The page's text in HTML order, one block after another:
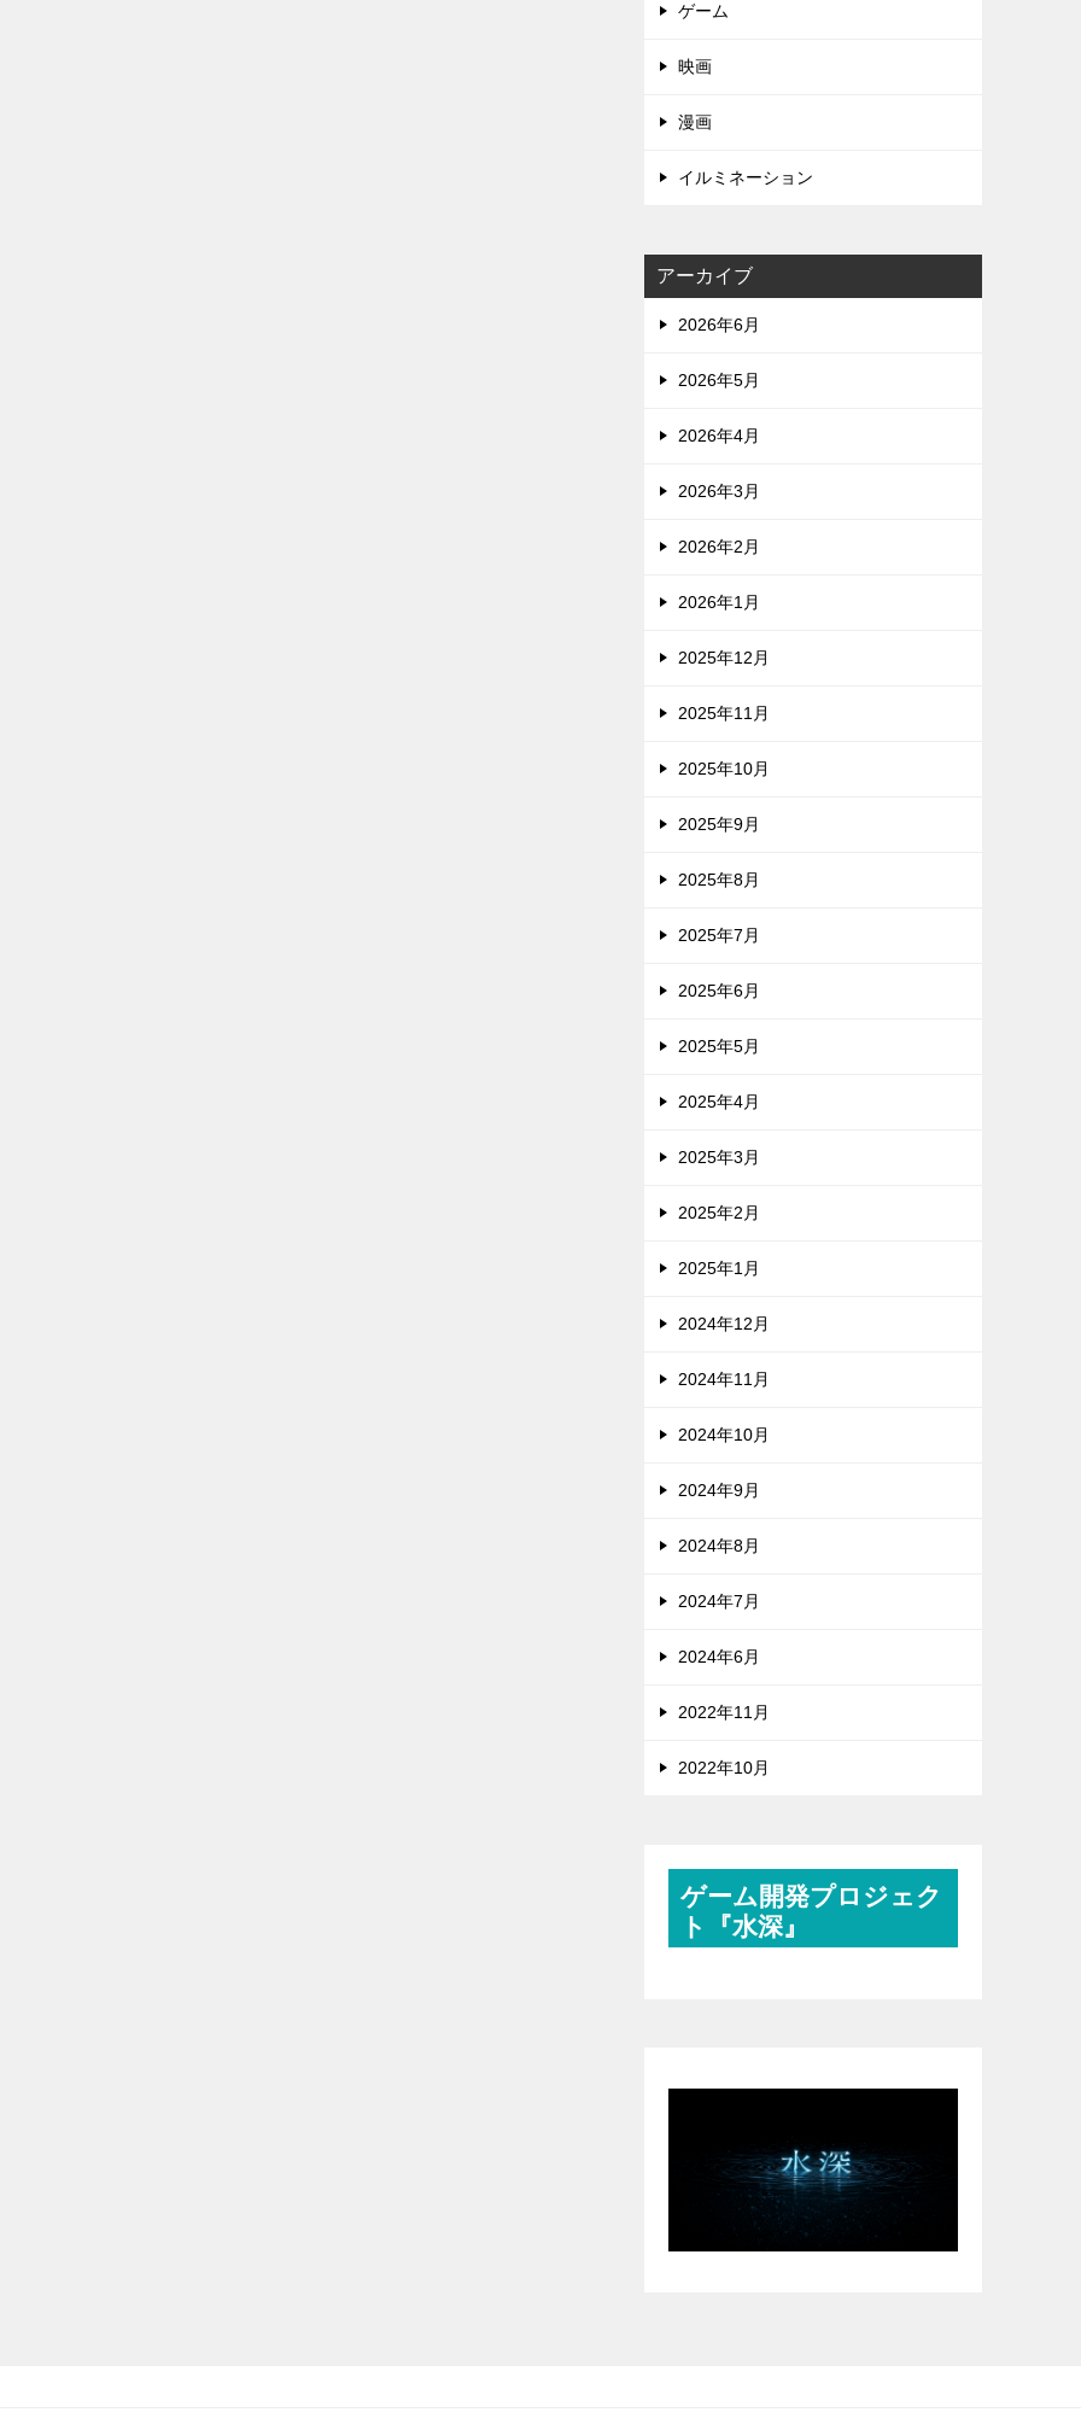
ゲーム
映画
漫画
イルミネーション
アーカイブ
2026年6月
2026年5月
2026年4月
2026年3月
2026年2月
2026年1月
2025年12月
2025年11月
2025年10月
2025年9月
2025年8月
2025年7月
2025年6月
2025年5月
2025年4月
2025年3月
2025年2月
2025年1月
2024年12月
2024年11月
2024年10月
2024年9月
2024年8月
2024年7月
2024年6月
2022年11月
2022年10月
ゲーム開発プロジェク
ト『水深』